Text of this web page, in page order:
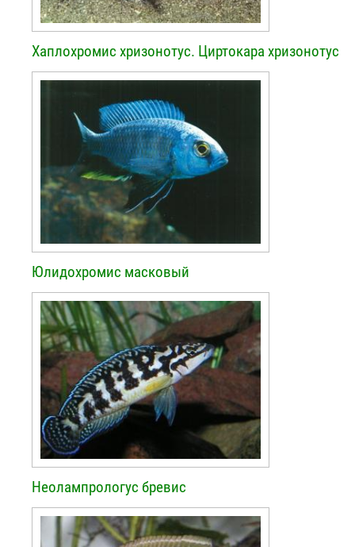
Хаплохромис хризонотус. Циртокара хризонотус
Юлидохромис масковый
Неолампрологус бревис